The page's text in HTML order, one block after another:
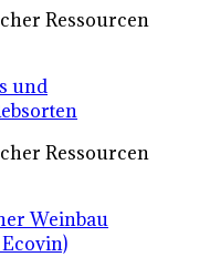
Ressourcen
und
Ressourcen
Weinbau